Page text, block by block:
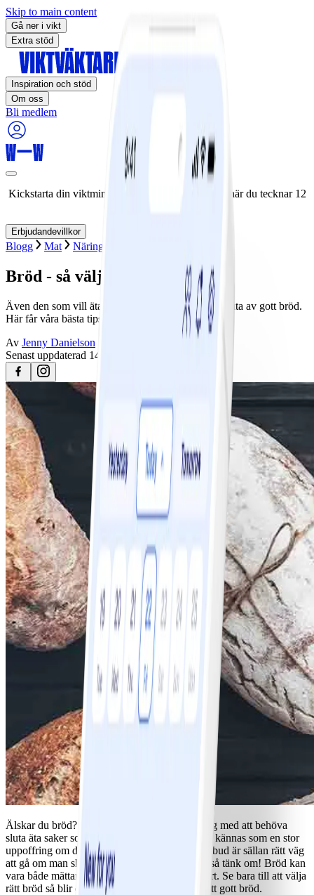
Skip to main content
Gå ner i vikt
Extra stöd
Inspiration och stöd
Om oss
Bli medlem
Kickstarta din viktminskningsresa nu! Spara 50% när du tecknar 12
Erbjudandevillkor
Blogg Mat Näringslära
Bröd - så väljer du rätt
Även den som vill äta hälsosamt kan fortsätta att njuta av gott bröd.
Här får våra bästa tips!
Av Jenny Danielson
Senast uppdaterad 14 december 2023
Älskar du bröd? Många förknippar viktnedgång med att behöva
sluta äta saker som bröd eller pasta och det kan kännas som en stor
uppoffring om det är något som man gillar. Förbud är sällan rätt väg
att gå om man ska få en långsiktig förändring, så tänk om! Bröd kan
vara både mättande, näringsrikt och klimatsmart. Se bara till att välja
rätt bröd så blir du både mätt och får njuta av ett gott bröd.